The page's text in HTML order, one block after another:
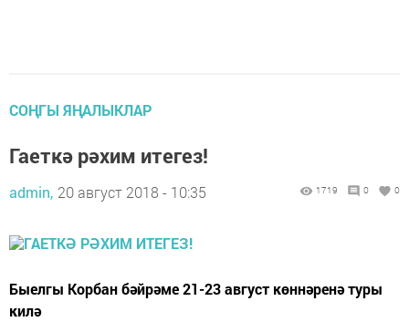
СОҢГЫ ЯҢАЛЫКЛАР
Гаеткә рәхим итегез!
admin, 20 август 2018 - 10:35 1719 0 0
Быелгы Корбан бәйрәме 21-23 август көннәренә туры
килә